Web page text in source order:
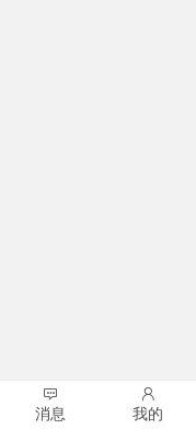
消息 我的